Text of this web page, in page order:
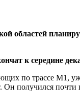
областей
по трассе М1,
получился